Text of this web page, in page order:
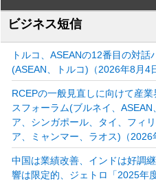
ビジネス短信
トルコ、ASEANの12番目の対
(ASEAN、トルコ)（2026年8月4
RCEPの一般見直しに向けて産
スフォーラム(ブルネイ、
ア、シンガポール、タイ、フィ
ア、ミャンマー、ラオス)（2026
中国は業績改善、インドは好調
響は限定的、ジェトロ「2025年